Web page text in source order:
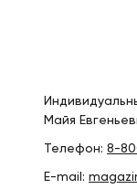
Майя
Телефон: 8-
E-mail: